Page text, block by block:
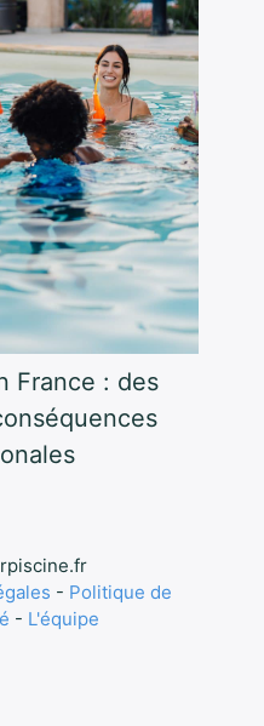
France : des
- Politique de
- L'équipe